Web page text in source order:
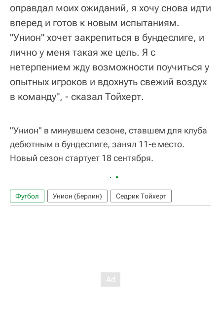
оправдал моих ожиданий, я хочу снова идти
вперед и готов к новым испытаниям.
"Унион" хочет закрепиться в бундеслиге, и
лично у меня такая же цель. Я с
нетерпением жду возможности поучиться у
опытных игроков и вдохнуть свежий воздух
в команду", - сказал Тойхерт.
"Унион" в минувшем сезоне, ставшем для клуба
дебютным в бундеслиге, занял 11-е место.
Новый сезон стартует 18 сентября.
Футбол Унион (Берлин) Седрик Тойхерт